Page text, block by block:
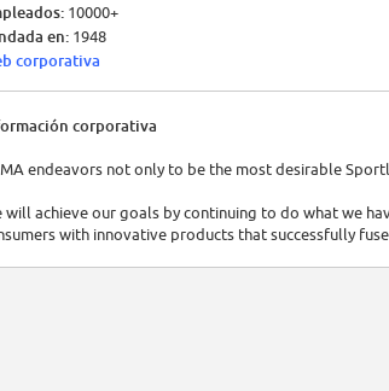
10000+
en: 1948
corporativa
corporativa
endeavors not only to be the most desirable
will achieve our goals by continuing to do what we
with innovative products that successfully